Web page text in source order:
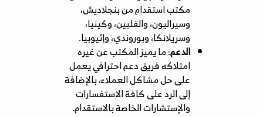
مكتب استقدام من بنجلاديش،
وسيراليون، والفلبين، وكينيا،
وسريلانكا، وبوروندي، وإثيوبيا.
الدعم: ما يميز المكتب عن غيره
امتلاكه فريق دعم احترافي يعمل
على حل مشاكل العملاء، بالإضافة
إلى الرد على كافة الاستفسارات
والإستشارات الخاصة بالاستقدام.